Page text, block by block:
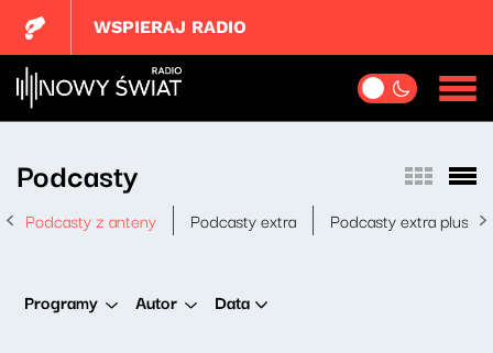
WSPIERAJ RADIO
Podcasty
Podcasty z anteny Podcasty extra Podcasty extra plus
Programy Autor Data